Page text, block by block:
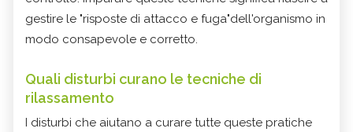
gestire le "risposte di attacco e fuga"dell'organismo in
modo consapevole e corretto.
Quali disturbi curano le tecniche di
rilassamento
I disturbi che aiutano a curare tutte queste pratiche